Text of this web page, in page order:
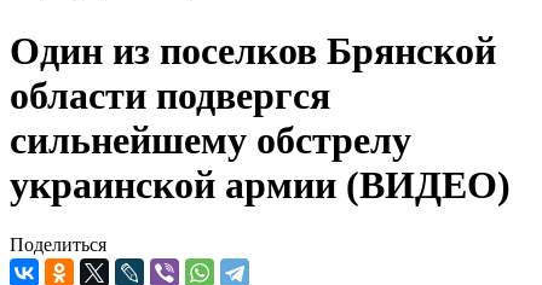
Один из поселков Брянской
области подвергся
сильнейшему обстрелу
украинской армии (ВИДЕО)
Поделиться